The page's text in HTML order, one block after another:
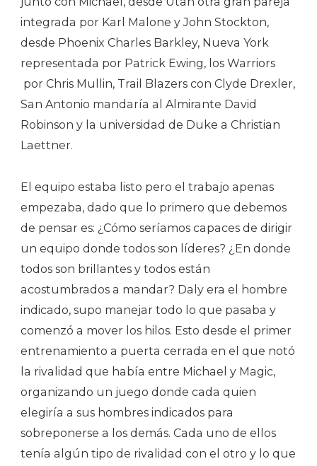
integrada por Karl Malone y John Stockton,
desde Phoenix Charles Barkley, Nueva York
representada por Patrick Ewing, los Warriors
por Chris Mullin, Trail Blazers con Clyde Drexler,
San Antonio mandaría al Almirante David
Robinson y la universidad de Duke a Christian
Laettner.
El equipo estaba listo pero el trabajo apenas
empezaba, dado que lo primero que debemos
de pensar es: ¿Cómo seríamos capaces de dirigir
un equipo donde todos son líderes? ¿En donde
todos son brillantes y todos están
acostumbrados a mandar? Daly era el hombre
indicado, supo manejar todo lo que pasaba y
comenzó a mover los hilos. Esto desde el primer
entrenamiento a puerta cerrada en el que notó
la rivalidad que había entre Michael y Magic,
organizando un juego donde cada quien
elegiría a sus hombres indicados para
sobreponerse a los demás. Cada uno de ellos
tenía algún tipo de rivalidad con el otro y lo que